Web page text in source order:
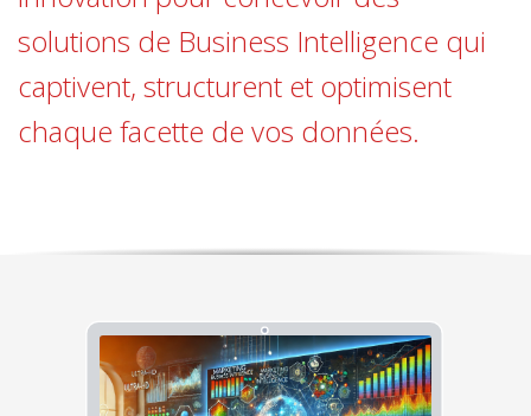
solutions de Business Intelligence qui
captivent, structurent et optimisent
chaque facette de vos données.